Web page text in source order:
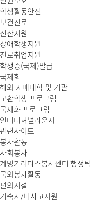
학생활동안전
보건진료
전산지원
장애학생지원
진로취업지원
학생증(국제)발급
국제화
해외 자매대학 및 기관
교환학생 프로그램
국제화 프로그램
인터내셔널라운지
관련사이트
봉사활동
사회봉사
계명카리타스봉사센터 행정팀
국외봉사활동
편의시설
기숙사/비사고시원